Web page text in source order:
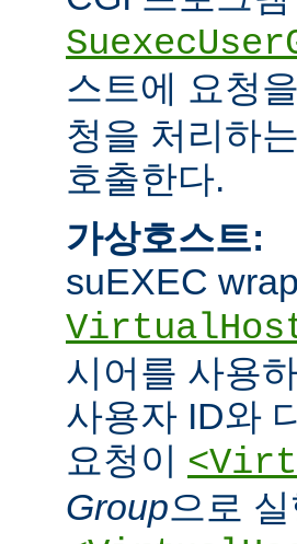
스트에 요청
청을 처리하
호출한다.
가상호스트:
suEXEC
시어를 사용
사용자 ID와
요청이
Group으로